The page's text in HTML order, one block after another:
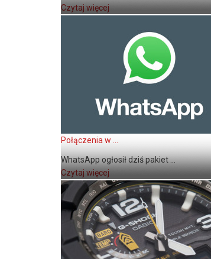
Czytaj więcej
Połączenia w ...
WhatsApp ogłosił dziś pakiet ...
Czytaj więcej